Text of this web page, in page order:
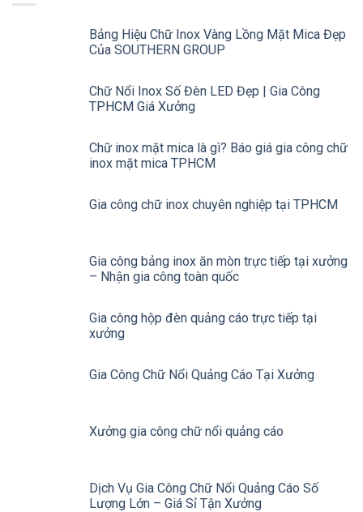
Bảng Hiệu Chữ Inox Vàng Lồng Mặt Mica Đẹp
Của SOUTHERN GROUP
Chữ Nổi Inox Số Đèn LED Đẹp | Gia Công
TPHCM Giá Xưởng
Chữ inox mặt mica là gì? Báo giá gia công chữ
inox mặt mica TPHCM
Gia công chữ inox chuyên nghiệp tại TPHCM
Gia công bảng inox ăn mòn trực tiếp tại xưởng
– Nhận gia công toàn quốc
Gia công hộp đèn quảng cáo trực tiếp tại
xưởng
Gia Công Chữ Nổi Quảng Cáo Tại Xưởng
Xưởng gia công chữ nổi quảng cáo
Dịch Vụ Gia Công Chữ Nổi Quảng Cáo Số
Lượng Lớn – Giá Sỉ Tận Xưởng